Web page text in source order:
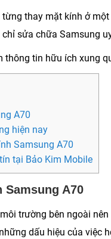
thay mặt kính ở
sửa chữa Samsung
tin hữu ích xung
A70
hiện nay
Samsung A70
tại Bảo Kim Mobile
A70
trường bên ngoài
dấu hiệu của việc